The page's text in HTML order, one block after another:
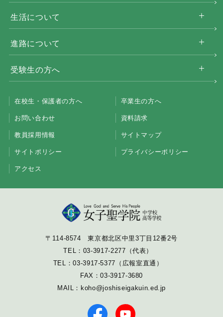
生活について
進路について
受験生の方へ
在校生・保護者の方へ 卒業生の方へ
お問い合わせ 資料請求
教員採用情報 サイトマップ
サイトポリシー プライバシーポリシー
アクセス
〒114-8574 東京都北区中里3丁目12番2号
TEL： 03-3917-2277 （代表）
TEL：03-3917-5377 （広報室直通）
FAX：03-3917-3680
MAIL：koho@joshiseigakuin.ed.jp